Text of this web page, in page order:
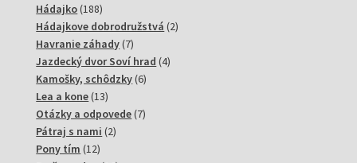
produkty
Hádajko 188188
produktov
Hádajkove dobrodružstvá 22
Havranie záhady 77
produktov
Jazdecký dvor Soví hrad 44
Kamošky, schôdzky 66
Lea a kone 1313
produktov
Otázky a odpovede 77
Pátraj s nami 22
Pony tím 1212